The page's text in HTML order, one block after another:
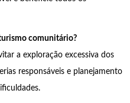
comunitário?
a exploração excessiva dos
responsáveis e planejamento